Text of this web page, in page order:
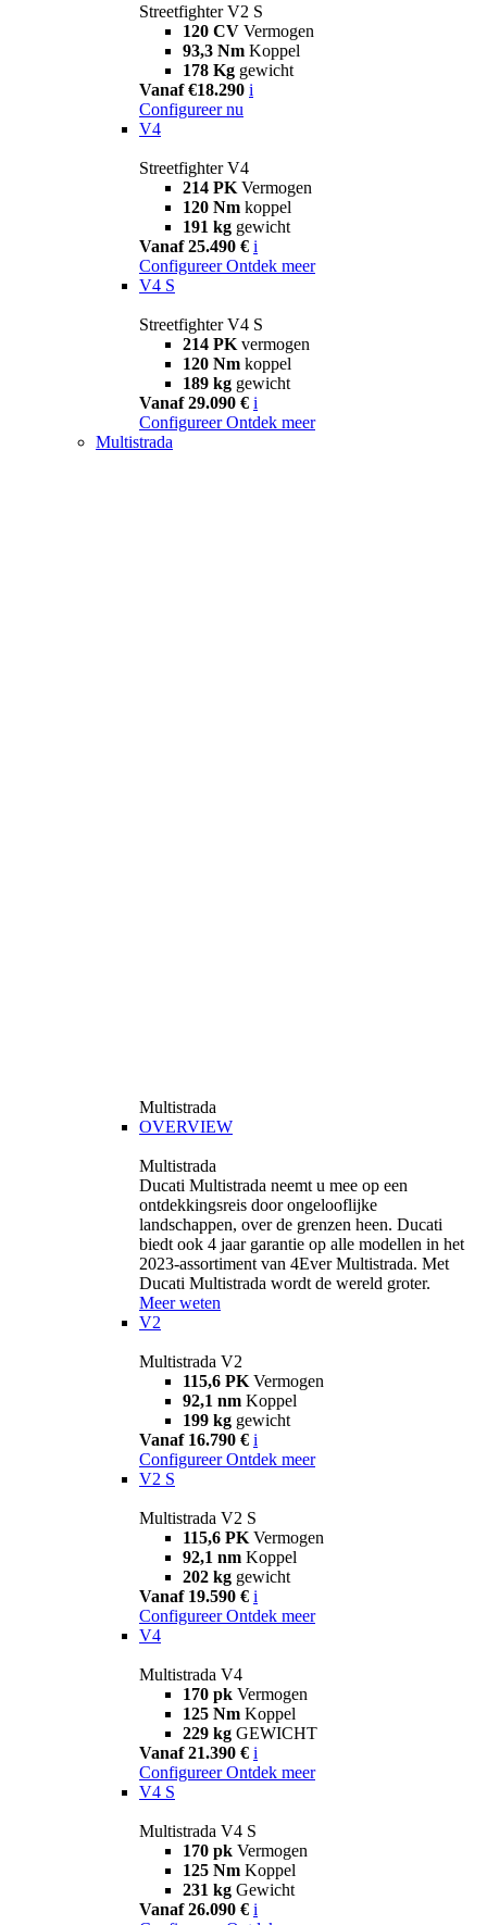
Streetfighter V2 S
120 CV Vermogen
93,3 Nm Koppel
178 Kg gewicht
Vanaf €18.290 i
Configureer nu
V4
Streetfighter V4
214 PK Vermogen
120 Nm koppel
191 kg gewicht
Vanaf 25.490 € i
Configureer Ontdek meer
V4 S
Streetfighter V4 S
214 PK vermogen
120 Nm koppel
189 kg gewicht
Vanaf 29.090 € i
Configureer Ontdek meer
Multistrada
Multistrada
OVERVIEW
Multistrada
Ducati Multistrada neemt u mee op een
ontdekkingsreis door ongelooflijke
landschappen, over de grenzen heen. Ducati
biedt ook 4 jaar garantie op alle modellen in het
2023-assortiment van 4Ever Multistrada. Met
Ducati Multistrada wordt de wereld groter.
Meer weten
V2
Multistrada V2
115,6 PK Vermogen
92,1 nm Koppel
199 kg gewicht
Vanaf 16.790 € i
Configureer Ontdek meer
V2 S
Multistrada V2 S
115,6 PK Vermogen
92,1 nm Koppel
202 kg gewicht
Vanaf 19.590 € i
Configureer Ontdek meer
V4
Multistrada V4
170 pk Vermogen
125 Nm Koppel
229 kg GEWICHT
Vanaf 21.390 € i
Configureer Ontdek meer
V4 S
Multistrada V4 S
170 pk Vermogen
125 Nm Koppel
231 kg Gewicht
Vanaf 26.090 € i